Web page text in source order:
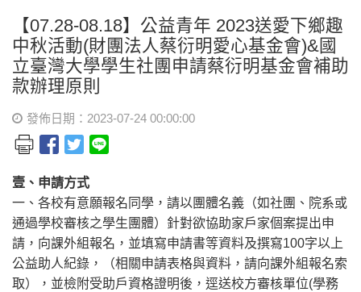
【07.28-08.18】公益青年 2023送愛下鄉趣
中秋活動(財團法人蔡衍明愛心基金會)&國
立臺灣大學學生社團申請蔡衍明基金會補助
款辦理原則
發佈日期：2023-07-24 00:00:00
壹、申請方式
一、各校有意願報名同學，請以團體名義（如社團、院系或
通過學校審核之學生團體）針對欲協助家戶家個案提出申
請，向課外組報名，並填寫申請書等資料及撰寫100字以上
公益助人紀錄，（相關申請表格與資料，請向課外組報名索
取），並檢附受助戶資格證明後，逕送校方審核單位(學務